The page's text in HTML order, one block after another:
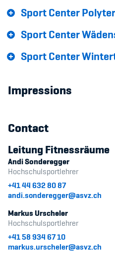
Offene Stellen
Sponsoren und
Netzwerk
Sport Center
Sport Center
Sport Center
Impressions
Contact
Leitung Fitnessräume
Andi Sonderegger
Hochschulsportlehrer
+41 44 632 80 87
andi.sonderegger@asvz.ch
Markus Urscheler
Hochschulsportlehrer
+41 58 934 67 10
markus.urscheler@asvz.ch